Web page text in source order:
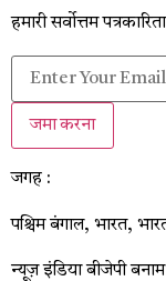
हमारी सर्वोत्तम
जमा करना
जगह :
पश्चिम बंगाल, भारत,
न्यूज़ इंडियाबीजेपी